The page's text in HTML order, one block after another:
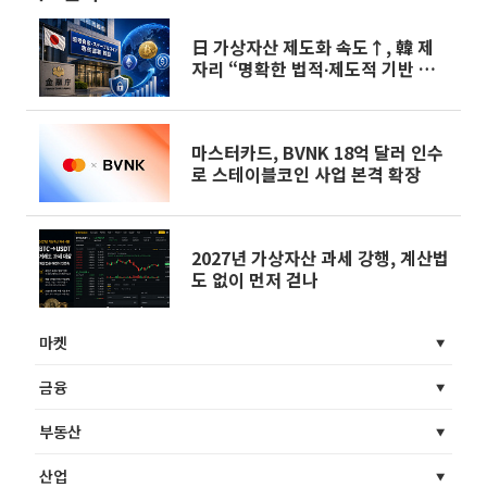
日 가상자산 제도화 속도↑, 韓 제
자리 “명확한 법적∙제도적 기반 마
마스터카드, BVNK 18억 달러 인수
로 스테이블코인 사업 본격 확장
2027년 가상자산 과세 강행, 계산법
도 없이 먼저 걷나
마켓
금융
부동산
산업